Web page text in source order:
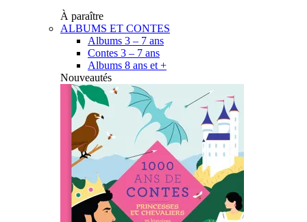
À paraître
ALBUMS ET CONTES
Albums 3 – 7 ans
Contes 3 – 7 ans
Albums 8 ans et +
Nouveautés